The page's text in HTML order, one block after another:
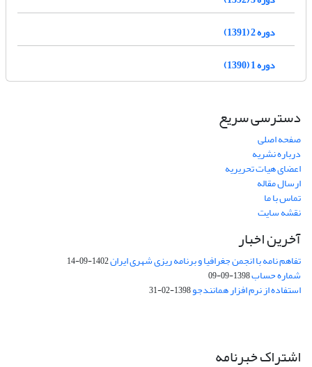
دوره 2 (1391)
دوره 1 (1390)
دسترسی سریع
صفحه اصلی
درباره نشریه
اعضای هیات تحریریه
ارسال مقاله
تماس با ما
نقشه سایت
آخرین اخبار
تفاهم نامه با انجمن جغرافیا و برنامه ریزی شهری ایران1402-09-14
شماره حساب1398-09-09
استفاده از نرم افزار همانندجو1398-02-31
اشتراک خبرنامه